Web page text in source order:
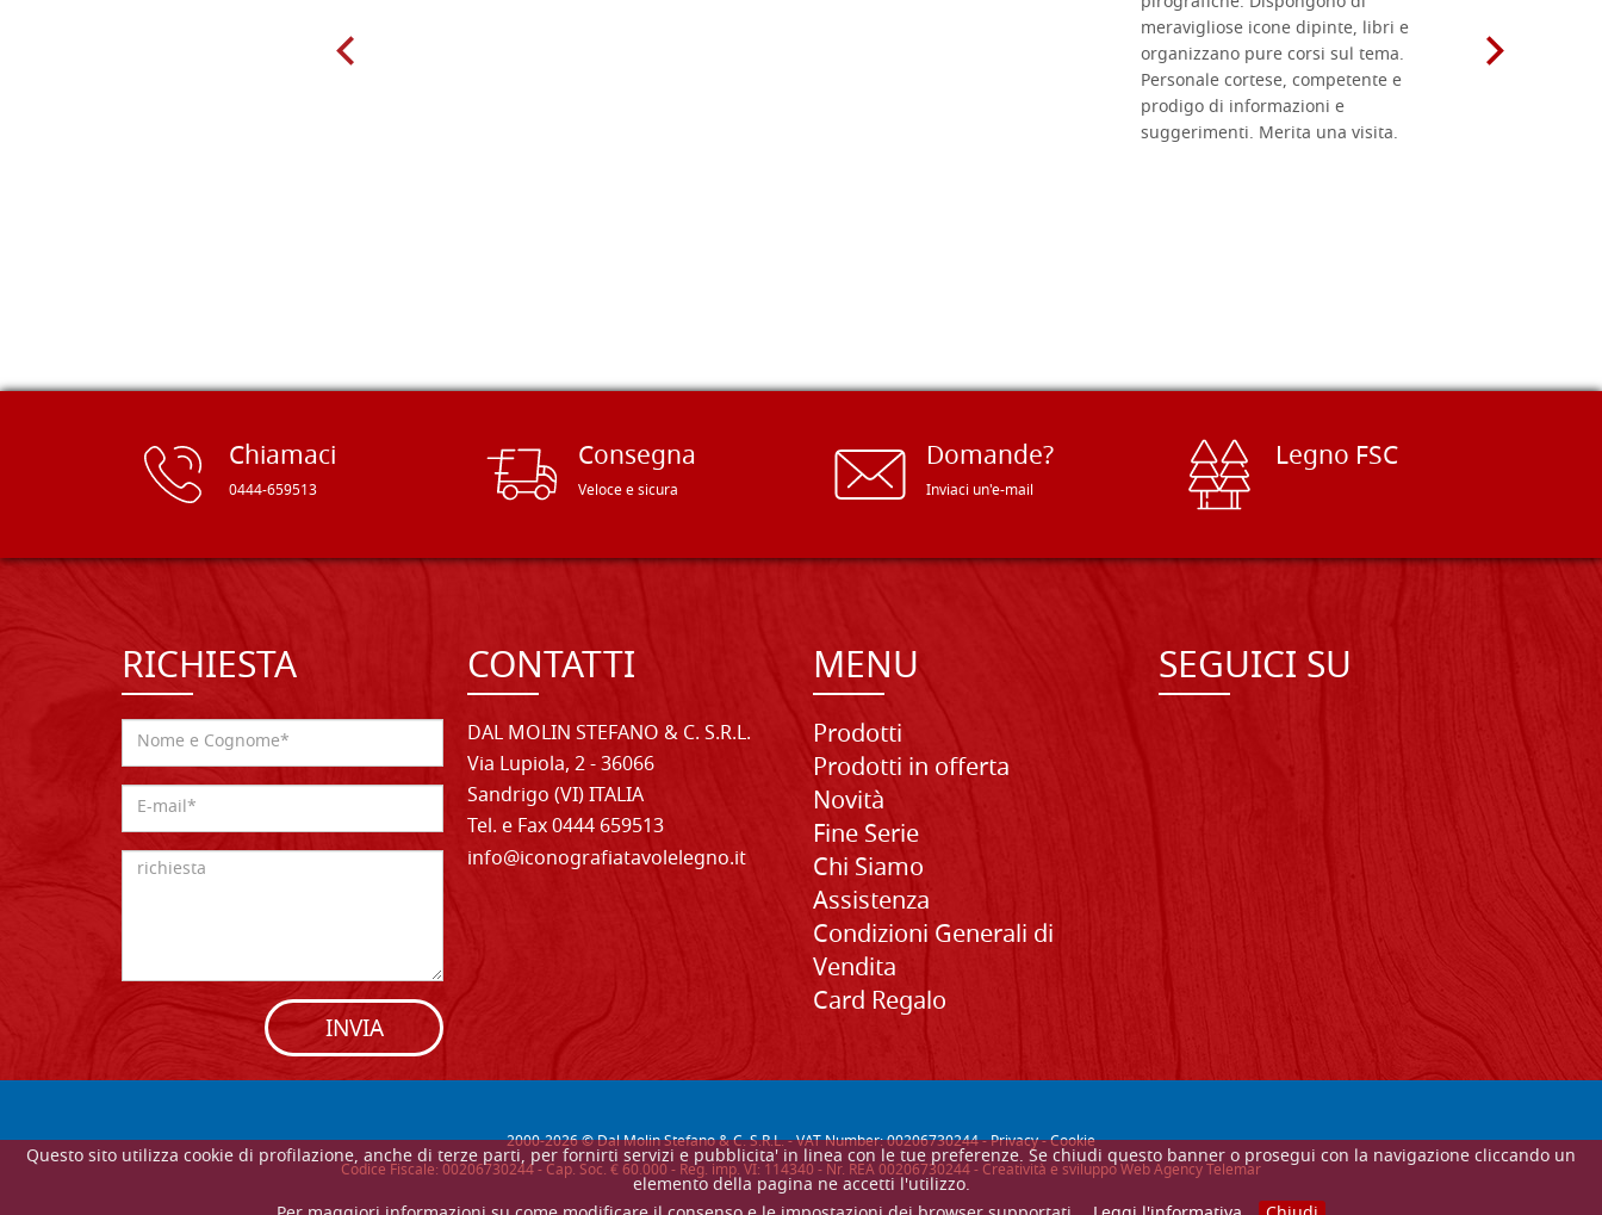
Questo sito utilizza cookie di profilazione, anche di terze parti, per fornirti servizi e pubblicita' in linea con le tue preferenze. Se chiudi questo banner o prosegui con la navigazione cliccando un
elemento della pagina ne accetti l'utilizzo.
meravigliose icone dipinte, libri e
organizzano pure corsi sul tema.
Personale cortese, competente e
prodigo di informazioni e
suggerimenti. Merita una visita.
Chiamaci
0444-659513
Consegna
Veloce e sicura
Domande?
Inviaci un'e-mail
Legno FSC
RICHIESTA
INVIA
CONTATTI
DAL MOLIN STEFANO & C. S.R.L.
Via Lupiola, 2 - 36066
Sandrigo (VI) ITALIA
Tel. e Fax 0444 659513
info@iconografiatavolelegno.it
MENU
Prodotti
Prodotti in offerta
Novità
Fine Serie
Chi Siamo
Assistenza
Condizioni Generali di
Vendita
Card Regalo
SEGUICI SU
2000-2026© Dal Molin Stefano & C. S.R.L. - VAT Number: 00206730244 -Privacy-Cookie
Codice Fiscale: 00206730244 - Cap. Soc. € 60.000 - Reg. imp. VI: 114340 - Nr. REA 00206730244 - Creatività e sviluppo Web Agency Telemar